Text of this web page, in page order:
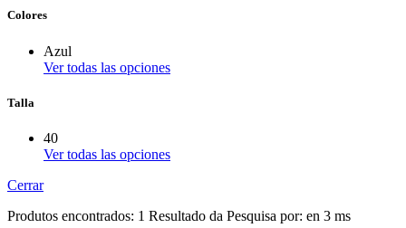
Colores
Azul
Ver todas las opciones
Talla
40
Ver todas las opciones
Cerrar
Produtos encontrados: 1 Resultado da Pesquisa por: en 3 ms